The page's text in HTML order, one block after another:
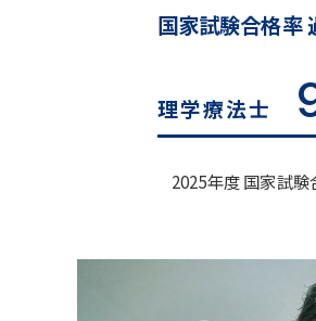
国家試験合格率
理学療法士
2025年度 国家試験